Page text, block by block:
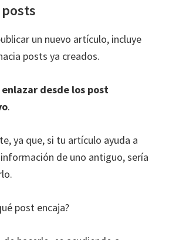
un nuevo artículo, incluye
posts ya creados.
enlazar desde los post
.
ya que, si tu artículo ayuda a
de uno antiguo, sería
post encaja?